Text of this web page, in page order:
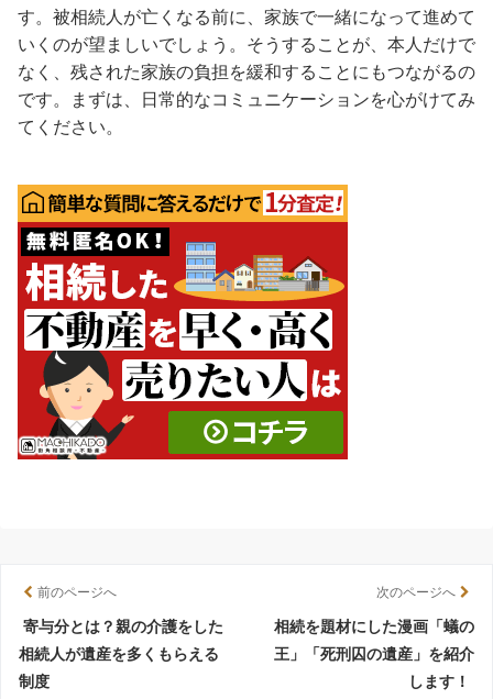
す。被相続人が亡くなる前に、家族で一緒になって進めて
いくのが望ましいでしょう。そうすることが、本人だけで
なく、残された家族の負担を緩和することにもつながるの
です。まずは、日常的なコミュニケーションを心がけてみ
てください。
前のページへ
寄与分とは？親の介護をした
相続人が遺産を多くもらえる
制度
次のページへ
相続を題材にした漫画「蟻の
王」「死刑囚の遺産」を紹介
します！